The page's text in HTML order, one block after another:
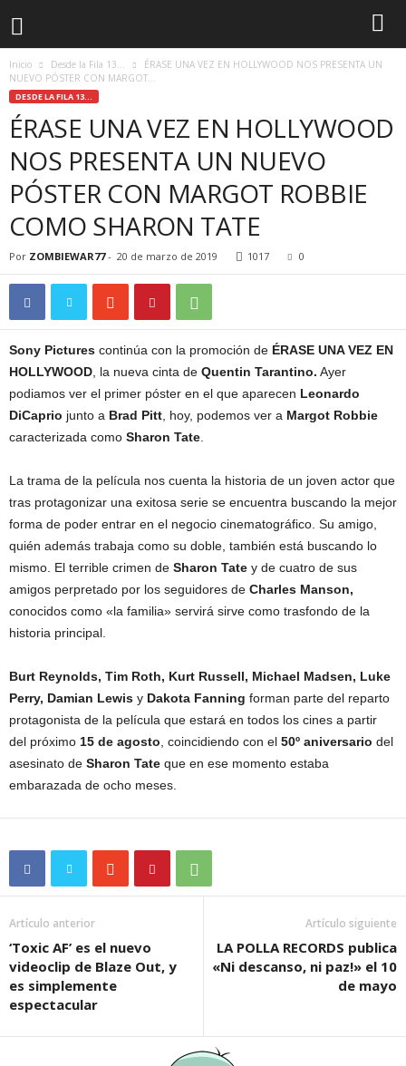
Inicio Desde la Fila 13...
ÉRASE UNA VEZ EN HOLLYWOOD NOS PRESENTA UN
NUEVO PÓSTER CON MARGOT...
DESDE LA FILA 13...
ÉRASE UNA VEZ EN HOLLYWOOD
NOS PRESENTA UN NUEVO
PÓSTER CON MARGOT ROBBIE
COMO SHARON TATE
Por ZOMBIEWAR77- 20 de marzo de 2019 1017 0
Sony Pictures continúa con la promoción de ÉRASE UNA VEZ EN
HOLLYWOOD , la nueva cinta de Quentin Tarantino. Ayer
podiamos ver el primer póster en el que aparecen Leonardo
DiCaprio junto a Brad Pitt , hoy, podemos ver a Margot Robbie
caracterizada como Sharon Tate
La trama de la película nos cuenta la historia de un joven actor que
tras protagonizar una exitosa serie se encuentra buscando la mejor
forma de poder entrar en el negocio cinematográfico. Su amigo,
quién además trabaja como su doble, también está buscando lo
mismo. El terrible crimen de Sharon Tate y de cuatro de sus
amigos perpretado por los seguidores de Charles Manson,
conocidos como «la familia» servirá sirve como trasfondo de la
historia principal.
Burt Reynolds, Tim Roth, Kurt Russell, Michael Madsen, Luke
Perry, Damian Lewis y Dakota Fanning forman parte del reparto
protagonista de la película que estará en todos los cines a partir
del próximo 15 de agosto , coincidiendo con el 50º aniversario del
asesinato de Sharon Tate que en ese momento estaba
embarazada de ocho meses.
Artículo anterior
‘Toxic AF’ es el nuevo
videoclip de Blaze Out, y
es simplemente
espectacular
Artículo siguiente
LA POLLA RECORDS publica
«Ni descanso, ni paz!» el 10
de mayo